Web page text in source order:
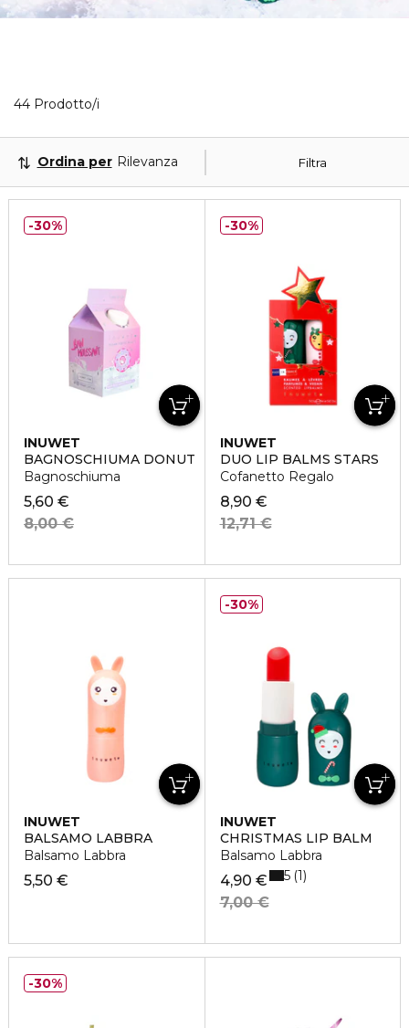
44 Prodotto/i
Filtra
Ordina per Rilevanza
INUWET
BAGNOSCHIUMA DONUT
Bagnoschiuma
5,60 €
8,00 €
30%
INUWET
DUO LIP BALMS STARS
Cofanetto Regalo
8,90 €
12,71 €
30%
INUWET
BALSAMO LABBRA
Balsamo Labbra
5,50 €
INUWET
CHRISTMAS LIP BALM
Balsamo Labbra
4,90 €
7,00 €
5 1
30%
30%